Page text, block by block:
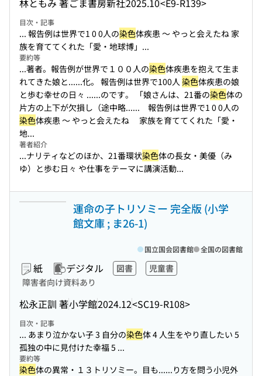
目次・記事
... 報告例は世界で1 0 0人の染色体疾患 〜 やっと会えたね 家
族を育ててくれた「愛・地球博」...
要約等
...著者。報告例が世界で１００人の染色体疾患を抱えて生ま
れてきた娘と......化。 報告例は世界で100人 染色体疾患の娘
と歩む幸せの日々 ......のです。 「娘さんは、21番の染色体の
片方の上下が欠損し（途中略...... 報告例は世界で1 0 0人の
染色体疾患 〜 やっと会えたね 家族を育ててくれた「愛・
地...
著者紹介
...ナリティなどのほか、21番環状染色体の長女・美優（み
ゆ）と歩む日々 や仕事をテーマに講演活動...
運命の子トリソミー 完全版 (小学
館文庫 ; ま26-1)
紙 デジタル 図書
児童書
障害者向け資料あり
松永正訓 著小学館2024.12<SC19-R108>
国立国会図書館 全国の図書館
目次・記事
... あまり泣かない子 3 自分の染色体 4 人生をやり直したい 5
孤独の中に見付けた幸福 5 ...
要約等
染色体の異常・１３トリソミー。目も......り方を問う小児外